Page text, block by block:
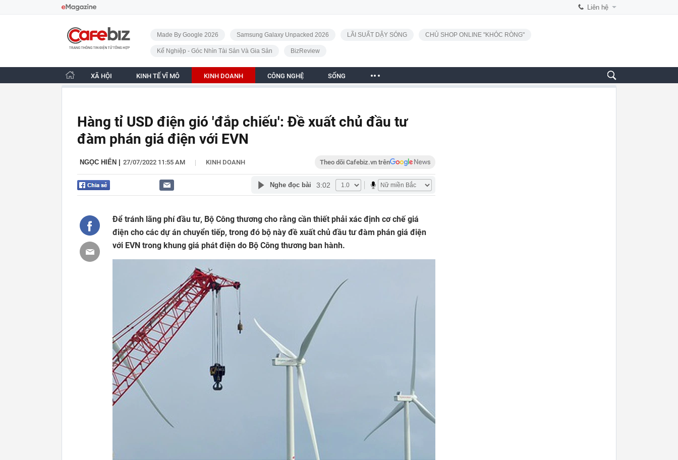
Liên hệ
CafeBiz - Trang chủ
Made By Google 2026 Samsung Galaxy Unpacked 2026 LÃI SUẤT DẬY SÓNG CHỦ SHOP ONLINE "KHÓC RÒNG"
Kế Nghiệp - Góc Nhìn Tài Sản Và Gia Sản BizReview
XÃ HỘI KINH TẾ VĨ MÔ KINH DOANH CÔNG NGHỆ SỐNG
Hàng tỉ USD điện gió 'đắp chiếu': Đề xuất chủ đầu tư
đàm phán giá điện với EVN
NGỌC HIỂN 27/07/2022 11:55 AM | KINH DOANH Theo dõi Cafebiz.vn trên
Nghe đọc bài 3:02
Để tránh lãng phí đầu tư, Bộ Công thương cho rằng cần thiết phải xác định cơ chế giá
điện cho các dự án chuyển tiếp, trong đó bộ này đề xuất chủ đầu tư đàm phán giá điện
với EVN trong khung giá phát điện do Bộ Công thương ban hành.